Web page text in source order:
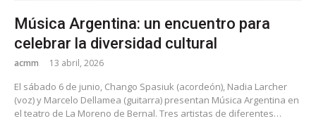
Música Argentina: un encuentro para
celebrar la diversidad cultural
acmm 13 abril, 2026
El sábado 6 de junio, Chango Spasiuk (acordeón), Nadia Larcher
(voz) y Marcelo Dellamea (guitarra) presentan Música Argentina en
el teatro de La Moreno de Bernal. Tres artistas de diferentes…